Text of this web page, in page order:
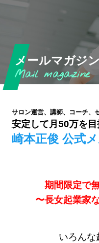
メールマガジ
サロン運営、講師、コーチ、
安定して月50万を
崎本正俊 公式
期間限定で
〜長女起業家
いろんな